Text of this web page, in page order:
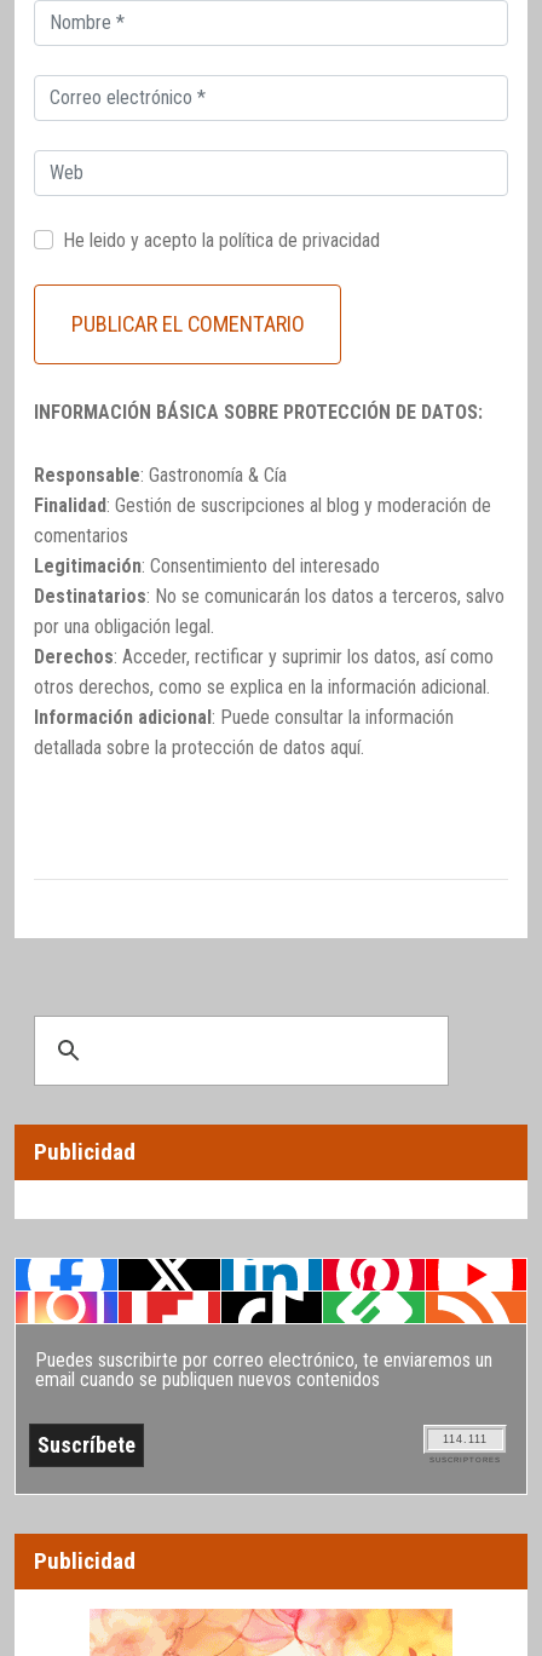
Correo
electrónico
Correo
electrónico
Web
He leido y acepto la política de privacidad
INFORMACIÓN BÁSICA SOBRE PROTECCIÓN DE DATOS:
Responsable: Gastronomía & Cía
Finalidad: Gestión de suscripciones al blog y moderación de
comentarios
Legitimación: Consentimiento del interesado
Destinatarios: No se comunicarán los datos a terceros, salvo
por una obligación legal.
Derechos: Acceder, rectificar y suprimir los datos, así como
otros derechos, como se explica en la información adicional.
Información adicional : Puede consultar la información
detallada sobre la protección de datos aquí.
Publicidad
Puedes suscribirte por correo electrónico, te enviaremos un
email cuando se publiquen nuevos contenidos
114.111
SUSCRIPTORES
Publicidad